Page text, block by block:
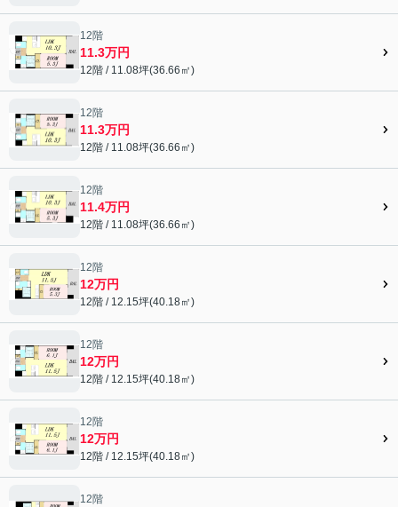
12階
11.3万円
12階 / 11.08坪(36.66㎡)
12階
11.3万円
12階 / 11.08坪(36.66㎡)
12階
11.4万円
12階 / 11.08坪(36.66㎡)
12階
12万円
12階 / 12.15坪(40.18㎡)
12階
12万円
12階 / 12.15坪(40.18㎡)
12階
12万円
12階 / 12.15坪(40.18㎡)
12階